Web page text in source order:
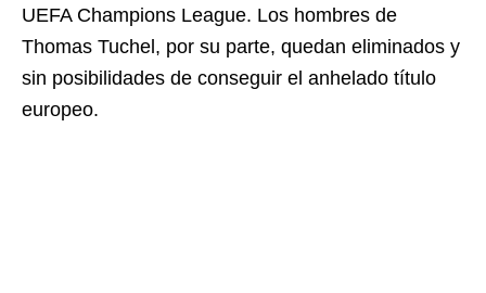
UEFA Champions League. Los hombres de
Thomas Tuchel, por su parte, quedan eliminados y
sin posibilidades de conseguir el anhelado título
europeo.